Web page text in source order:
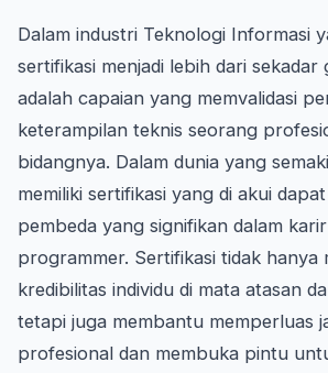
Dalam industri Teknologi Informasi
sertifikasi menjadi lebih dari sekadar
adalah capaian yang memvalidasi
keterampilan teknis seorang
bidangnya. Dalam dunia yang
memiliki sertifikasi yang di akui
pembeda yang signifikan dalam
programmer. Sertifikasi tidak hanya
kredibilitas individu di mata atasan
tetapi juga membantu memperluas
profesional dan membuka pintu